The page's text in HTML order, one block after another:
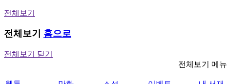
전체보기
전체보기 홈으로
전체보기 닫기
전체보기 메뉴